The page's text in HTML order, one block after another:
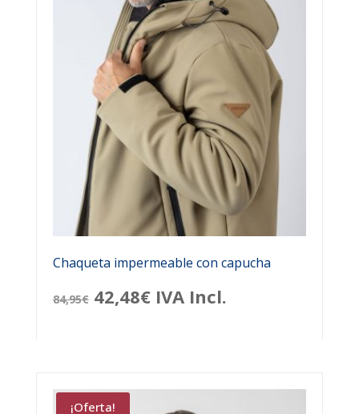
Chaqueta impermeable con capucha
84,95€ El
era:
42,48€El
es:
IVA Incl.
¡Oferta!